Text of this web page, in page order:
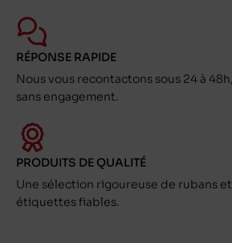
RÉPONSE RAPIDE
Nous vous recontactons sous 24 à 48h,
sans engagement.
PRODUITS DE QUALITÉ
Une sélection rigoureuse de rubans et
étiquettes fiables.